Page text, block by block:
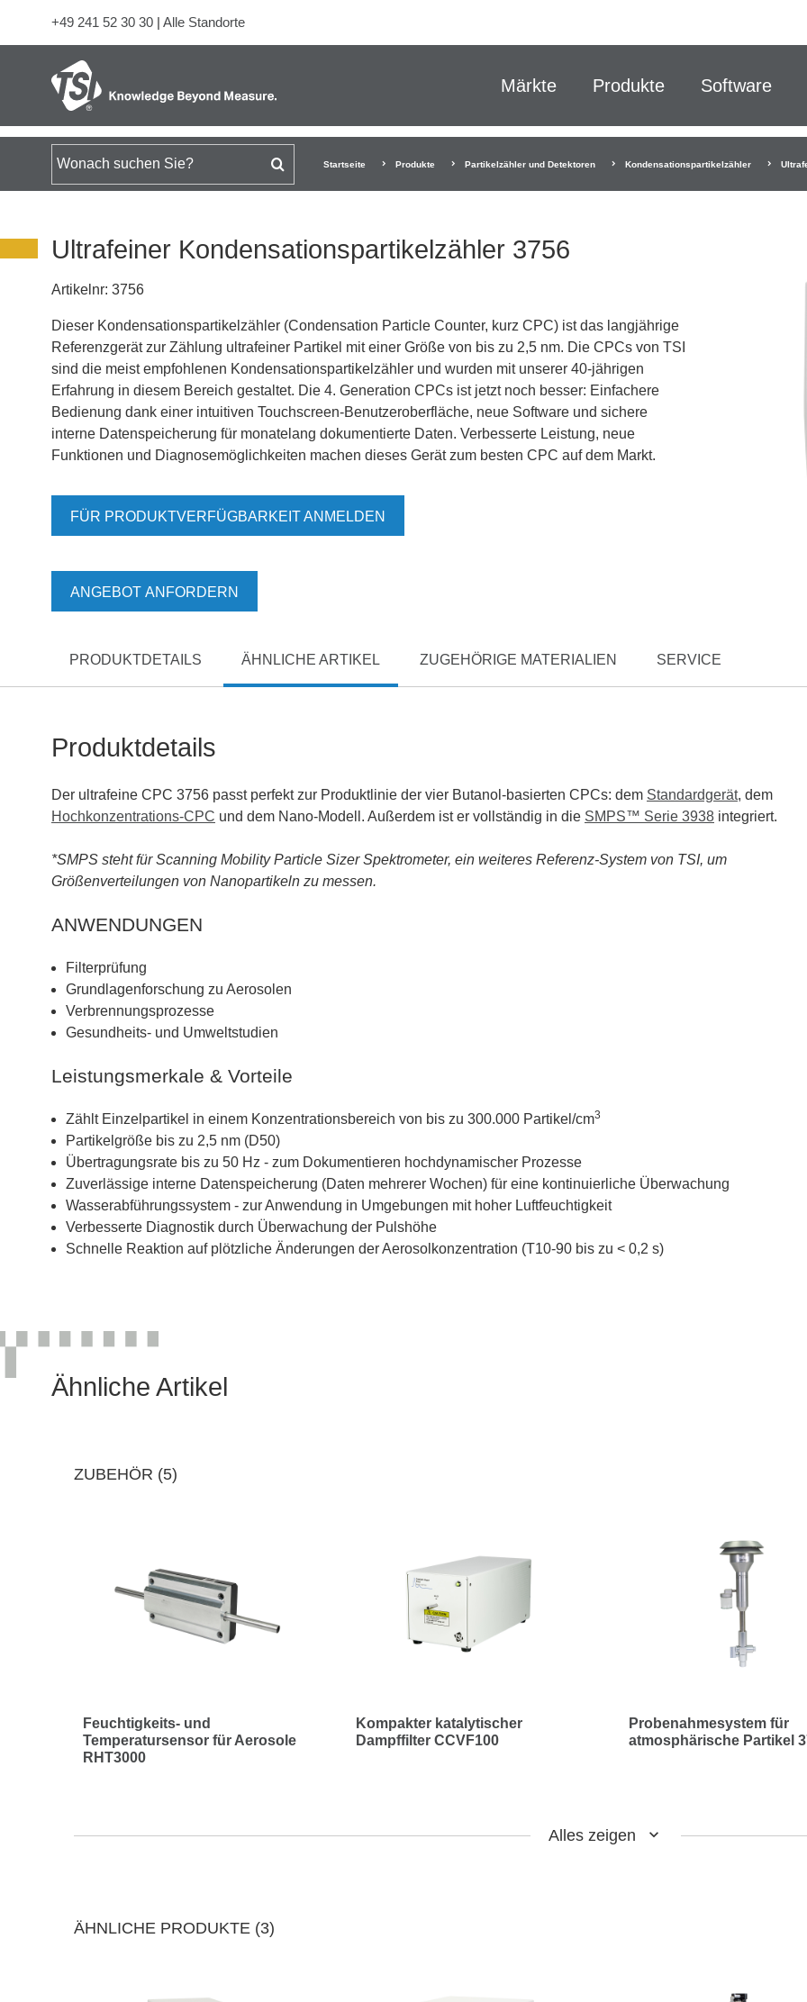
+49 241 52 30 30 | Alle Standorte
Märkte Produkte Software
Suchen nach Startseite Produkte Partikelzähler und Detektoren Kondensationspartikelzähler
Ultrafeiner Kondensationspartikelzähler 3756
Artikelnr: 3756
Dieser Kondensationspartikelzähler (Condensation Particle Counter, kurz CPC) ist das langjährige
Referenzgerät zur Zählung ultrafeiner Partikel mit einer Größe von bis zu 2,5 nm. Die CPCs von TSI
sind die meist empfohlenen Kondensationspartikelzähler und wurden mit unserer 40-jährigen
Erfahrung in diesem Bereich gestaltet. Die 4. Generation CPCs ist jetzt noch besser: Einfachere
Bedienung dank einer intuitiven Touchscreen-Benutzeroberfläche, neue Software und sichere
interne Datenspeicherung für monatelang dokumentierte Daten. Verbesserte Leistung, neue
Funktionen und Diagnosemöglichkeiten machen dieses Gerät zum besten CPC auf dem Markt.
FÜR PRODUKTVERFÜGBARKEIT ANMELDEN
ANGEBOT ANFORDERN
PRODUKTDETAILS ÄHNLICHE ARTIKEL ZUGEHÖRIGE MATERIALIEN SERVICE
Produktdetails
Der ultrafeine CPC 3756 passt perfekt zur Produktlinie der vier Butanol-basierten CPCs: dem Standardgerät, dem
Hochkonzentrations-CPC und dem Nano-Modell. Außerdem ist er vollständig in die SMPS™ Serie 3938 integriert.
*SMPS steht für Scanning Mobility Particle Sizer Spektrometer, ein weiteres Referenz-System von TSI, um
Größenverteilungen von Nanopartikeln zu messen.
ANWENDUNGEN
Filterprüfung
Grundlagenforschung zu Aerosolen
Verbrennungsprozesse
Gesundheits- und Umweltstudien
Leistungsmerkale & Vorteile
Zählt Einzelpartikel in einem Konzentrationsbereich von bis zu 300.000 Partikel/cm3
Partikelgröße bis zu 2,5 nm (D50)
Übertragungsrate bis zu 50 Hz - zum Dokumentieren hochdynamischer Prozesse
Zuverlässige interne Datenspeicherung (Daten mehrerer Wochen) für eine kontinuierliche Überwachung
Wasserabführungssystem - zur Anwendung in Umgebungen mit hoher Luftfeuchtigkeit
Verbesserte Diagnostik durch Überwachung der Pulshöhe
Schnelle Reaktion auf plötzliche Änderungen der Aerosolkonzentration (T10-90 bis zu < 0,2 s)
Ähnliche Artikel
ZUBEHÖR (5)
Feuchtigkeits- und
Temperatursensor für Aerosole
RHT3000
Kompakter katalytischer
Dampffilter CCVF100
Probenahmesystem für
atmosphärische Partikel
Alles zeigen
ÄHNLICHE PRODUKTE (3)